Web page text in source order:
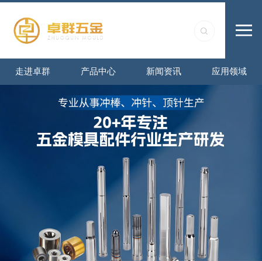
走进卓群 产品中心 新闻资讯 应用领域